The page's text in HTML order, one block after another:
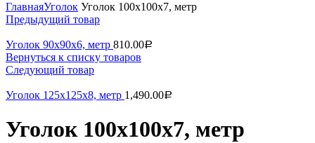
ГлавнаяУголок Уголок 100х100х7, метр
Предыдущий товар
Уголок 90х90х6, метр 810.00Р
Вернуться к списку товаров
Следующий товар
Уголок 125х125х8, метр 1,490.00Р
Уголок 100х100х7, метр